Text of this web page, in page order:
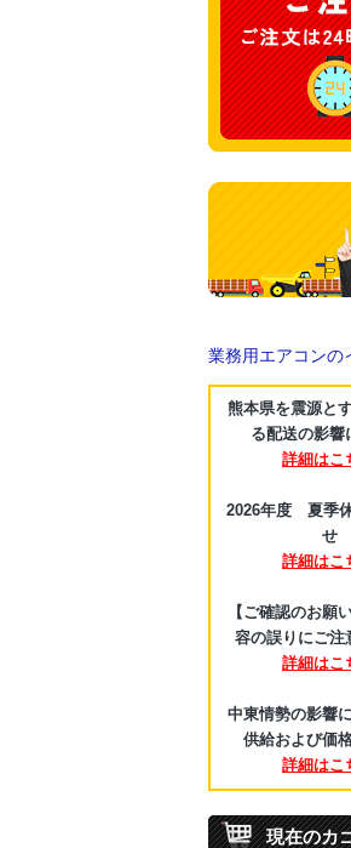
業務用エアコンの
熊本県を震源と
る配送の影響
詳細はこ
2026年度 夏季
せ
詳細はこ
【ご確認のお願
容の誤りにご注
詳細はこ
中東情勢の影響
供給および価
詳細はこ
現在のカ